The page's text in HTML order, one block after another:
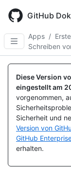
main
content
GitHub
Apps /
Schreiben
Diese Version
eingestellt am
vorgenommen,
Sicherheit und
Version von
GitHub
erhalten.